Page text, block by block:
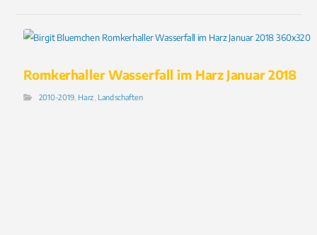
Romkerhaller Wasserfall im Harz Januar 2018
2010-2019 Harz Landschaften